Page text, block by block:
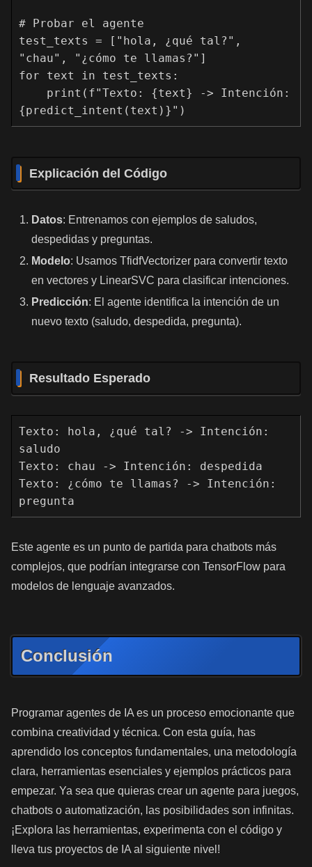
# Probar el agente
test_texts = ["hola, ¿qué tal?",
"chau", "¿cómo te llamas?"]
for text in test_texts:
{predict_intent(text)}")
Explicación del Código
Datos: Entrenamos con ejemplos de saludos,
despedidas y preguntas.
Modelo: Usamos TfidfVectorizer para convertir texto
en vectores y LinearSVC para clasificar intenciones.
Predicción: El agente identifica la intención de un
nuevo texto (saludo, despedida, pregunta).
Resultado Esperado
Texto: hola, ¿qué tal? -> Intención:
saludo
Texto: chau -> Intención: despedida
Texto: ¿cómo te llamas? -> Intención:
pregunta
Este agente es un punto de partida para chatbots más
complejos, que podrían integrarse con TensorFlow para
modelos de lenguaje avanzados.
Conclusión
Programar agentes de IA es un proceso emocionante que
combina creatividad y técnica. Con esta guía, has
aprendido los conceptos fundamentales, una metodología
clara, herramientas esenciales y ejemplos prácticos para
empezar. Ya sea que quieras crear un agente para juegos,
chatbots o automatización, las posibilidades son infinitas.
¡Explora las herramientas, experimenta con el código y
lleva tus proyectos de IA al siguiente nivel!